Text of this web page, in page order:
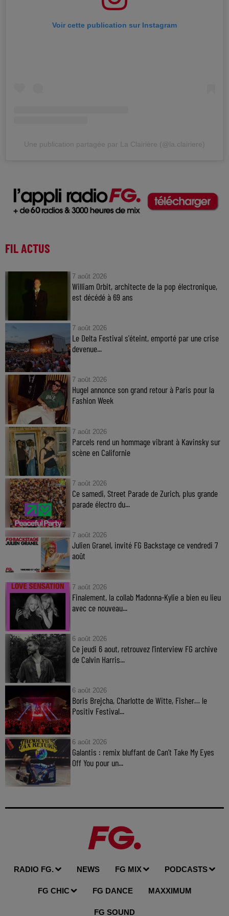
Voir cette publication sur Instagram
Une publication partagée par La Clairière (@la.clairiere)
FIL ACTUS
7 août 2026
William Orbit, architecte de la pop électronique,
est décédé à 69 ans
7 août 2026
Le Delta Festival s'éteint, emporté par une crise
devenue...
7 août 2026
Hugel annonce son grand retour à Paris pour la
Fashion Week
7 août 2026
Parcels rend un hommage vibrant à Kavinsky sur
scène en Californie
7 août 2026
Ce samedi, Street Parade de Zurich, plus grande
parade électro du...
7 août 2026
Julien Granel, invité FG Backstage ce vendredi 7
août
7 août 2026
Finalement, la collab Madonna-Kylie a bien eu lieu
avec ce nouveau...
6 août 2026
Ce jeudi 6 aout, retrouvez l'interview FG archive
de Calvin Harris...
6 août 2026
Boris Brejcha, Charlotte de Witte, Fisher… le
Positiv Festival...
6 août 2026
Galantis : remix bluffant de Can’t Take My Eyes
Off You pour un...
RADIO FG. NEWS FG MIX PODCASTS
FG CHIC FG DANCE MAXXIMUM
FG SOUND